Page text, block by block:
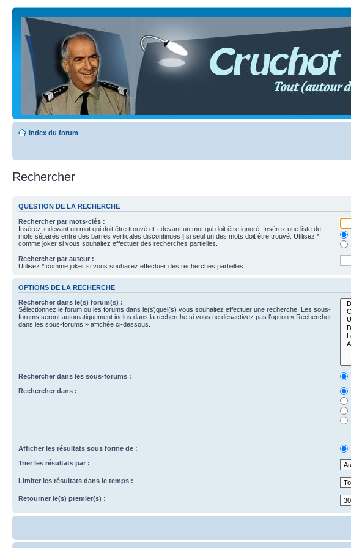
Index du forum
Rechercher
QUESTION DE LA RECHERCHE
Rechercher par mots-clés :
Insérez + devant un mot qui doit être trouvé et - devant un mot qui doit être ignoré. Insérez une liste de
mots séparés entre des barres verticales discontinues | si seul un des mots doit être trouvé. Utilisez *
comme joker si vous souhaitez effectuer des recherches partielles.
Rechercher par auteur :
Utilisez * comme joker si vous souhaitez effectuer des recherches partielles.
OPTIONS DE LA RECHERCHE
Rechercher dans le(s) forum(s) :
Sélectionnez le forum ou les forums dans le(s)quel(s) vous souhaitez effectuer une recherche. Les sous-
forums seront automatiquement inclus dans la recherche si vous ne désactivez pas l’option « Rechercher
dans les sous-forums » affichée ci-dessous.
Rechercher dans les sous-forums :
Rechercher dans :
Afficher les résultats sous forme de :
Trier les résultats par :
Limiter les résultats dans le temps :
Retourner le(s) premier(s) :